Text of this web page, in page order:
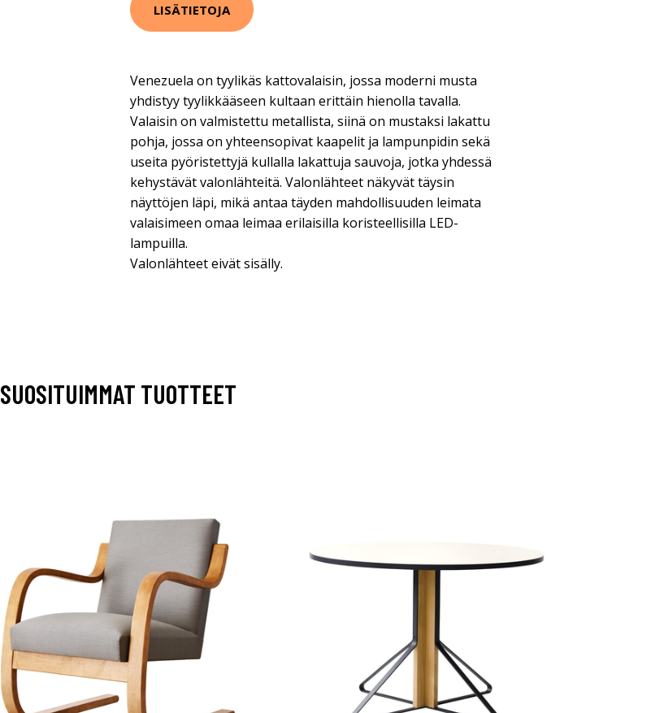
LISÄTIETOJA
Venezuela on tyylikäs kattovalaisin, jossa moderni musta
yhdistyy tyylikkääseen kultaan erittäin hienolla tavalla.
Valaisin on valmistettu metallista, siinä on mustaksi lakattu
pohja, jossa on yhteensopivat kaapelit ja lampunpidin sekä
useita pyöristettyjä kullalla lakattuja sauvoja, jotka yhdessä
kehystävät valonlähteitä. Valonlähteet näkyvät täysin
näyttöjen läpi, mikä antaa täyden mahdollisuuden leimata
valaisimeen omaa leimaa erilaisilla koristeellisilla LED-
lampuilla.
Valonlähteet eivät sisälly.
SUOSITUIMMAT TUOTTEET